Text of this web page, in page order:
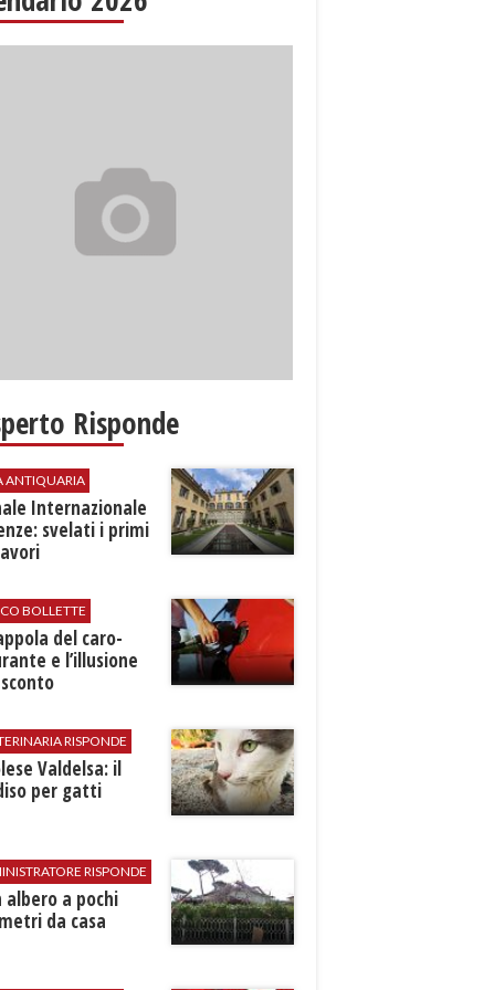
Risponde
ANTIQUARIA
Internazionale
svelati i primi
BOLLETTE
del caro-
e l’illusione
RISPONDE
Valdelsa: il
per gatti
RISPONDE
albero a pochi
da casa